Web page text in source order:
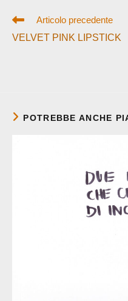
Leggi
altri
Articolo precedente
VELVET PINK LIPSTICK
POTREBBE ANCHE